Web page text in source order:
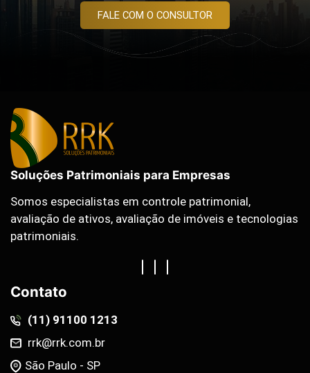
FALE COM O CONSULTOR
Soluções Patrimoniais para Empresas
Somos especialistas em controle patrimonial,
avaliação de ativos, avaliação de imóveis e tecnologias
patrimoniais.
Contato
(11) 91100 1213
rrk@rrk.com.br
São Paulo - SP